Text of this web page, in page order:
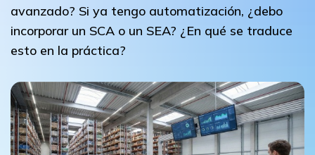
avanzado? Si ya tengo automatización, ¿debo
incorporar un SCA o un SEA? ¿En qué se traduce
esto en la práctica?